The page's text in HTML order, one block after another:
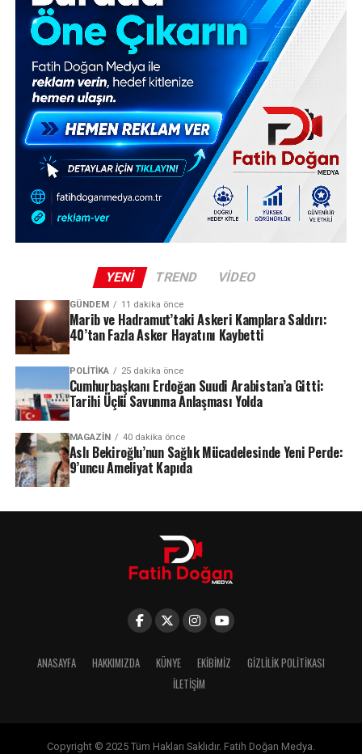
YENI TREND VIDEO
GÜNDEM 11 dakika önce
Marib ve Hadramut’taki Askeri Kamplara Saldırı:
40’tan Fazla Asker Hayatını Kaybetti
POLITIKA 25 dakika önce
Cumhurbaşkanı Erdoğan Suudi Arabistan’a Gitti:
Tarihi Üçlü Savunma Anlaşması Yolda
MAGAZIN 40 dakika önce
Aslı Bekiroğlu’nun Sağlık Mücadelesinde Yeni Perde:
9’uncu Ameliyat Kapıda
ANASAYFA HAKKIMIZDA KÜNYE EKIBIMIZ
GIZLILIK POLITIKASI
İLETIŞIM
Copyright © 2025 Tüm Hakları Saklıdır. Fatih Doğan Medya.